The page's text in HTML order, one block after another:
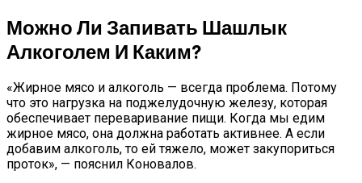
Можно Ли Запивать Шашлык
Алкоголем И Каким?
«Жирное мясо и алкоголь — всегда проблема. Потому
что это нагрузка на поджелудочную железу, которая
обеспечивает переваривание пищи. Когда мы едим
жирное мясо, она должна работать активнее. А если
добавим алкоголь, то ей тяжело, может закупориться
проток», — пояснил Коновалов.